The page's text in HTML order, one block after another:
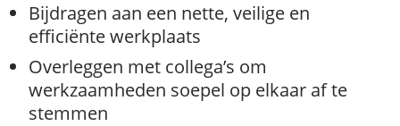
Bijdragen aan een nette, veilige en
efficiënte werkplaats
Overleggen met collega’s om
werkzaamheden soepel op elkaar af te
stemmen